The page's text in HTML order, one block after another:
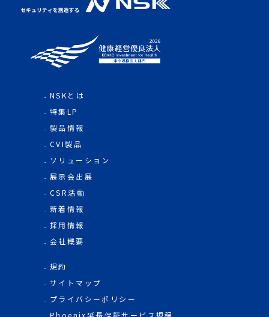
NSKとは
特集LP
製品情報
CVI製品
ソリューション
展示会出展
CSR活動
新着情報
採用情報
会社概要
規約
サイトマップ
プライバシーポリシー
Phoenix延長保証サービス規程